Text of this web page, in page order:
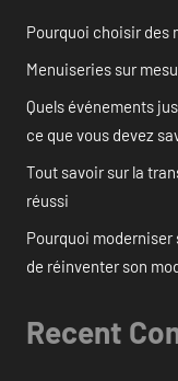
Pourquoi choisir des
Menuiseries sur
Quels événements
ce que vous devez
Tout savoir sur la
réussi
Pourquoi
de réinventer son
Recent